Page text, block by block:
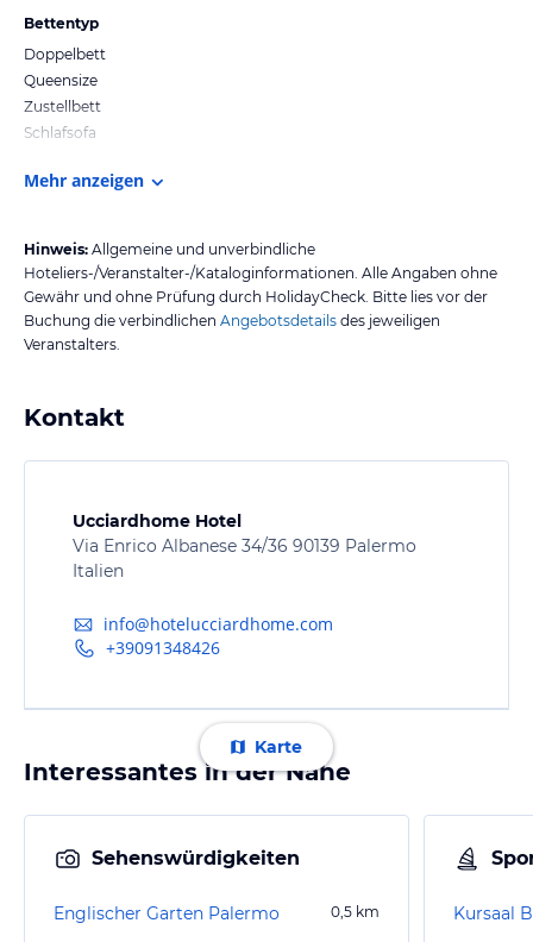
Bettentyp
Doppelbett
Queensize
Zustellbett
Schlafsofa
Mehr anzeigen
Hinweis: Allgemeine und unverbindliche
Hoteliers-/Veranstalter-/Kataloginformationen. Alle Angaben ohne
Gewähr und ohne Prüfung durch HolidayCheck. Bitte lies vor der
Buchung die verbindlichen Angebotsdetails des jeweiligen
Veranstalters.
Kontakt
Ucciardhome Hotel
Via Enrico Albanese 34/36 90139 Palermo
Italien
info@hotelucciardhome.com
+39091348426
Karte
Interessantes in der Nähe
Sehenswürdigkeiten
Englischer Garten Palermo 0,5 km Kursaal